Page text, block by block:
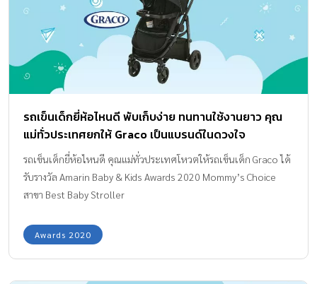
รถเข็นเด็กยี่ห้อไหนดี พับเก็บง่าย ทนทานใช้งานยาว คุณ
แม่ทั่วประเทศยกให้ Graco เป็นแบรนด์ในดวงใจ
รถเข็นเด็กยี่ห้อไหนดี คุณแม่ทั่วประเทศโหวตให้รถเข็นเด็ก Graco ได้
รับรางวัล Amarin Baby & Kids Awards 2020 Mommy’s Choice
สาขา Best Baby Stroller
Awards 2020